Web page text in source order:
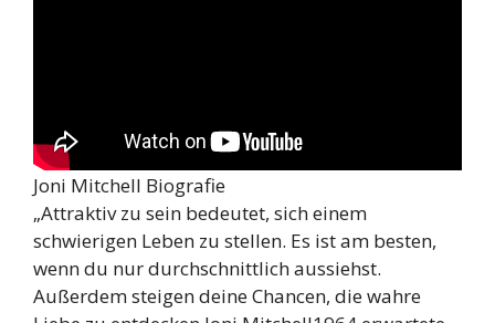
Joni Mitchell Biografie
„Attraktiv zu sein bedeutet, sich einem
schwierigen Leben zu stellen. Es ist am besten,
wenn du nur durchschnittlich aussiehst.
Außerdem steigen deine Chancen, die wahre